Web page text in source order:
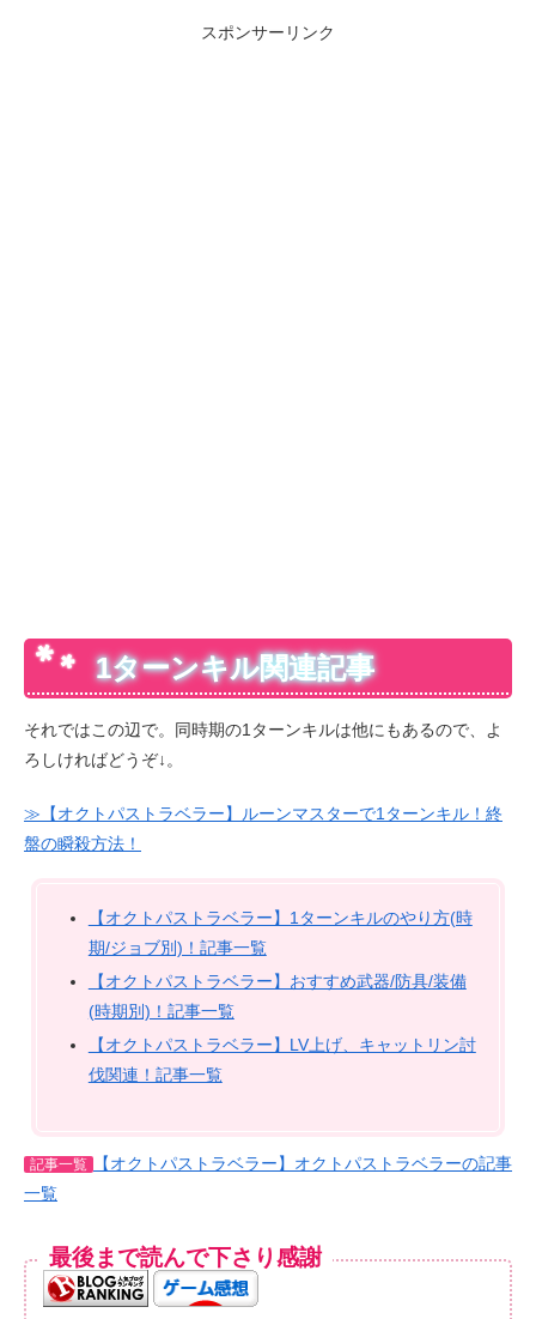
スポンサーリンク
1ターンキル関連記事
それではこの辺で。同時期の1ターンキルは他にもあるので、よ
ろしければどうぞ↓。
≫【オクトパストラベラー】ルーンマスターで1ターンキル！終
盤の瞬殺方法！
【オクトパストラベラー】1ターンキルのやり方(時
期/ジョブ別)！記事一覧
【オクトパストラベラー】おすすめ武器/防具/装備
(時期別)！記事一覧
【オクトパストラベラー】LV上げ、キャットリン討
伐関連！記事一覧
記事一覧
【オクトパストラベラー】オクトパストラベラーの記事
一覧
最後まで読んで下さり感謝